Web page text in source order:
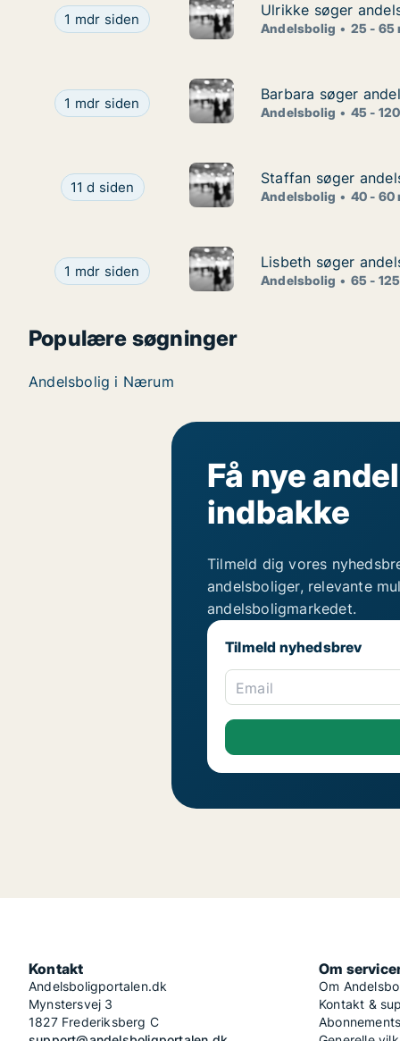
Ulrikke søger andelsbolig i Lyngby-Taarbæk,
1 mdr siden
Ulrikke søger
Ulrikke søger
Andelsbolig 25 - 65
Barbara søger andelsbolig i Storkøbenhavn eller
1 mdr siden
Barbara søger
Barbara søger
Andelsbolig 45 -
Staffan søger andelsbolig i Storkøbenhavn
11 d siden
Staffan søger
Staffan søger
Andelsbolig 40 - 60
Lisbeth søger andelsbolig i Nordsjælland
1 mdr siden
Lisbeth søger
Lisbeth søger
Andelsbolig 65 -
Populære søgninger
Andelsbolig i Nærum
Få nye
indbakke
Tilmeld dig vores
andelsboliger, relevante
andelsboligmarkedet.
Tilmeld nyhedsbrev
Email
Kontakt
Andelsboligportalen.dk
Mynstersvej 3
1827 Frederiksberg C
Om
Om
Kontakt &